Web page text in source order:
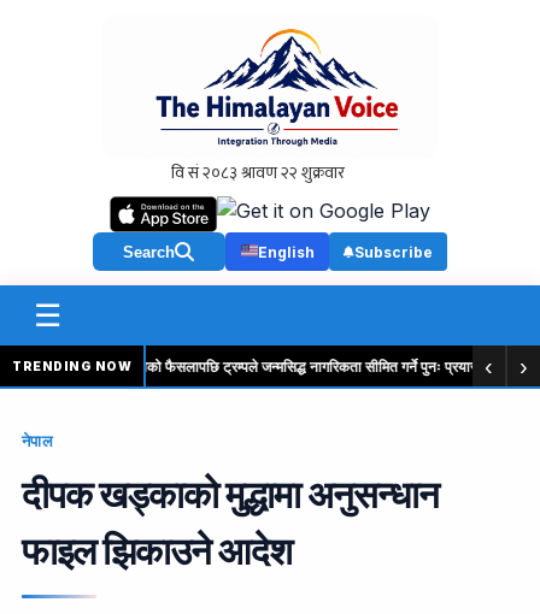
Search English Subscribe
☰
TRENDING NOW
सर्वोच्च अदालतको फैसलापछि ट्रम्पले जन्मसिद्ध नागरिकता सीमित गर्ने पुनः प्रयास गरेका छन्
‹ ›
नेपाल
दीपक खड्काको मुद्धामा अनुसन्धान
फाइल झिकाउने आदेश